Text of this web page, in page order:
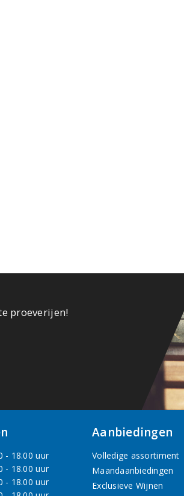
proeverijen!
- 18.00 uur
- 18.00 uur
- 18.00 uur
Aanbiedingen
Volledige assortiment
Maandaanbiedingen
Exclusieve Wijnen